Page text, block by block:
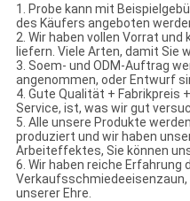
1. Probe kann mit
des Käufers angeboten
2. Wir haben vollen Vorrat
liefern. Viele Arten, damit Sie
3. Soem- und ODM-Auftrag
angenommen, oder Entwurf
4. Gute Qualität + Fabrikpreis
Service, ist, was wir gut
5. Alle unsere Produkte
produziert und wir haben
Arbeiteffektes, Sie können
6. Wir haben reiche Erfahrung
unserer Ehre.